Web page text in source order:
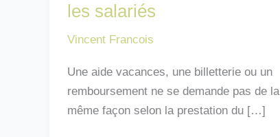
les salariés
Vincent Francois
Une aide vacances, une billetterie ou un
remboursement ne se demande pas de la
même façon selon la prestation du […]